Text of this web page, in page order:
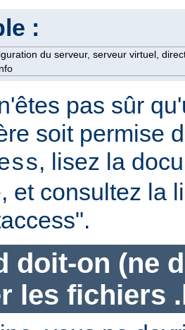
:
du serveur, serveur virtuel,
pas sûr
soit permise
, lisez la
et consultez la
doit-on (ne
les fichiers